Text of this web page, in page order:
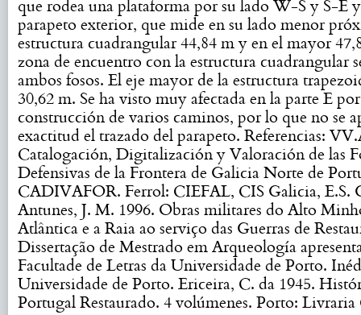
que rodea una plataforma por su lado W-S y S-E
parapeto exterior, que mide en su lado menor
estructura cuadrangular 44,84 m y en el mayor
zona de encuentro con la estructura cuadrangular
ambos fosos. El eje mayor de la estructura
30,62 m. Se ha visto muy afectada en la parte E
construcción de varios caminos, por lo que no se
exactitud el trazado del parapeto. Referencias:
Catalogación, Digitalización y Valoración de las
Defensivas de la Frontera de Galicia Norte de
CADIVAFOR. Ferrol: CIEFAL, CIS Galicia, E.S.
Antunes, J. M. 1996. Obras militares do Alto
Atlântica e a Raia ao serviço das Guerras de
Dissertação de Mestrado em Arqueología
Facultade de Letras da Universidade de Porto.
Universidade de Porto. Ericeira, C. da 1945.
Portugal Restaurado. 4 volúmenes. Porto: